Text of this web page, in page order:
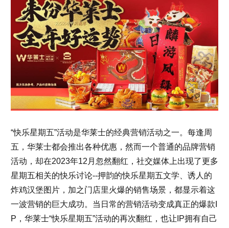
“快乐星期五”活动是华莱士的经典营销活动之一。每逢周
五，华莱士都会推出各种优惠，然而一个普通的品牌营销
活动，却在2023年12月忽然翻红，社交媒体上出现了更多
星期五相关的快乐讨论--押韵的快乐星期五文学、诱人的
炸鸡汉堡图片，加之门店里火爆的销售场景，都显示着这
一波营销的巨大成功。当日常的营销活动变成真正的爆款I
P，华莱士“快乐星期五”活动的再次翻红，也让IP拥有自己